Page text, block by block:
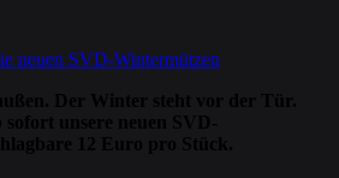
Der Winter steht vor der Tür.
sofort unsere neuen SVD-
12 Euro pro Stück.